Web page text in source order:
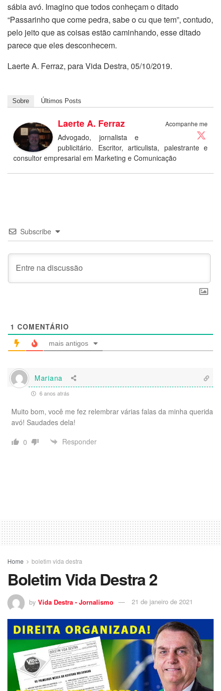
sábia avó. Imagino que todos conheçam o ditado
“Passarinho que come pedra, sabe o cu que tem”, contudo,
pelo jeito que as coisas estão caminhando, esse ditado
parece que eles desconhecem.
Laerte A. Ferraz, para Vida Destra, 05/10/2019.
Sobre Últimos Posts
Acompanhe me
Laerte A. Ferraz
Advogado, jornalista e
publicitário. Escritor, articulista, palestrante e
consultor empresarial em Marketing e Comunicação
Subscribe
1 COMENTÁRIO
mais antigos
Mariana
6 anos atrás
Muito bom, você me fez relembrar várias falas da minha querida
avó! Saudades dela!
0
Responder
Home boletim vida destra
Boletim Vida Destra 2
by Vida Destra - Jornalismo 21 de janeiro de 2021